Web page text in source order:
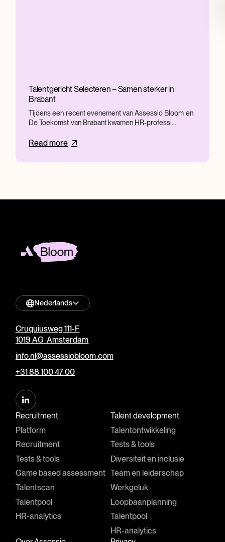
Talentgericht Selecteren – Samen sterker in
Brabant
Tijdens een recent evenement van Assessio Bloom en
De Toekomst van Brabant kwamen HR-professi...
Read more
Nederlands
Cruquiusweg 111-F
1019 AG Amsterdam
info.nl@assessiobloom.com
+31 88 100 47 00
Recruitment
Platform
Recruitment
Tests & tools
Game based assessment
Talentscan
Talentpool
HR-analytics
Talent development
Talentontwikkeling
Tests & tools
Diversiteit en inclusie
Team en leiderschap
Werkgeluk
Loopbaanplanning
Talentpool
HR-analytics